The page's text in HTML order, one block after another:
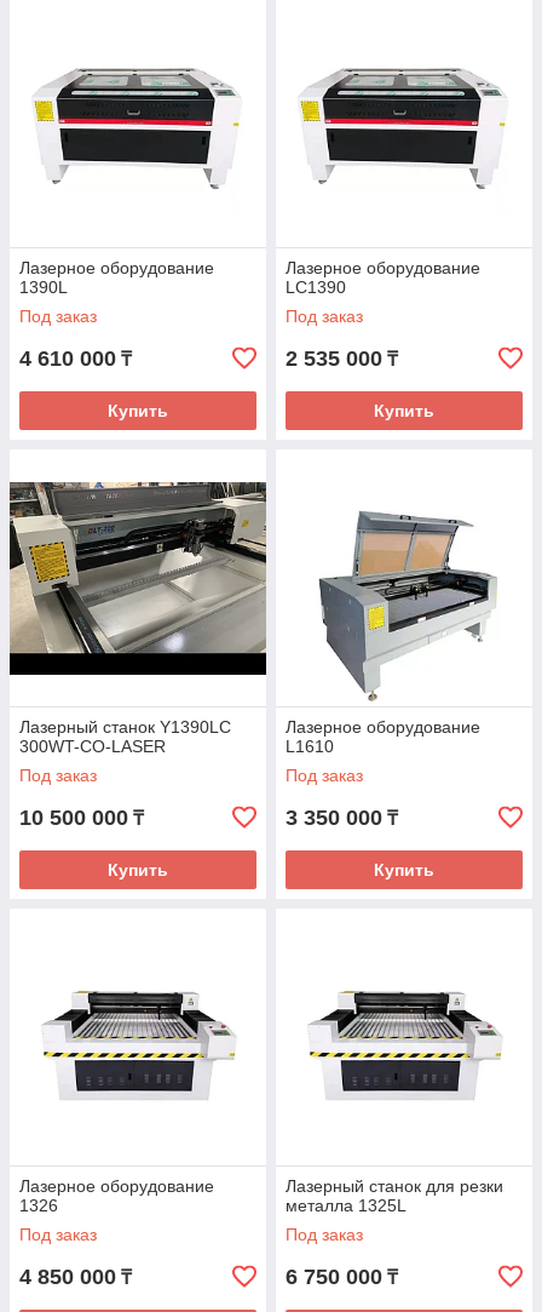
Лазерное оборудование
1390L
Под заказ
4 610 000 ₸
Купить
Лазерное оборудование
LC1390
Под заказ
2 535 000 ₸
Купить
Лазерный станок Y1390LC
300WT-CO-LASER
Под заказ
10 500 000 ₸
Купить
Лазерное оборудование
L1610
Под заказ
3 350 000 ₸
Купить
Лазерное оборудование
1326
Под заказ
4 850 000 ₸
Лазерный станок для резки
металла 1325L
Под заказ
6 750 000 ₸